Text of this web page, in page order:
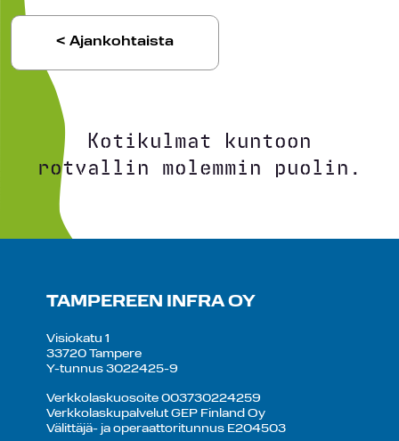
< Ajankohtaista
Kotikulmat kuntoon
rotvallin molemmin puolin.
TAMPEREEN INFRA OY
Visiokatu 1
33720 Tampere
Y-tunnus 3022425-9
Verkkolaskuosoite 003730224259
Verkkolaskupalvelut GEP Finland Oy
Välittäjä- ja operaattoritunnus E204503